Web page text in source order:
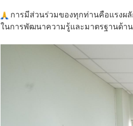
การมีส่วนร่วมของทุกท่านคือแรงผ
ในการพัฒนาความรู้และมาตรฐานด้า